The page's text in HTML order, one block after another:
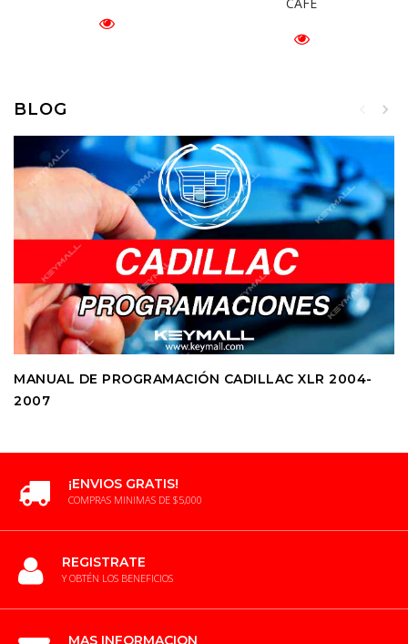
BLOG
MANUAL DE PROGRAMACIÓN CADILLAC XLR 2004-
2007
¡ENVIOS GRATIS!
COMPRAS MINIMAS DE $5,000
REGISTRATE
Y OBTÉN LOS BENEFICIOS
MAS INFORMACION